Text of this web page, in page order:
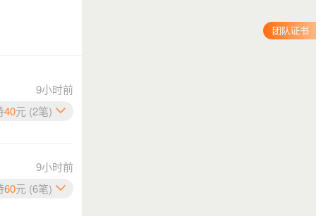
9小时前
40元 (2笔)
9小时前
60元 (6笔)